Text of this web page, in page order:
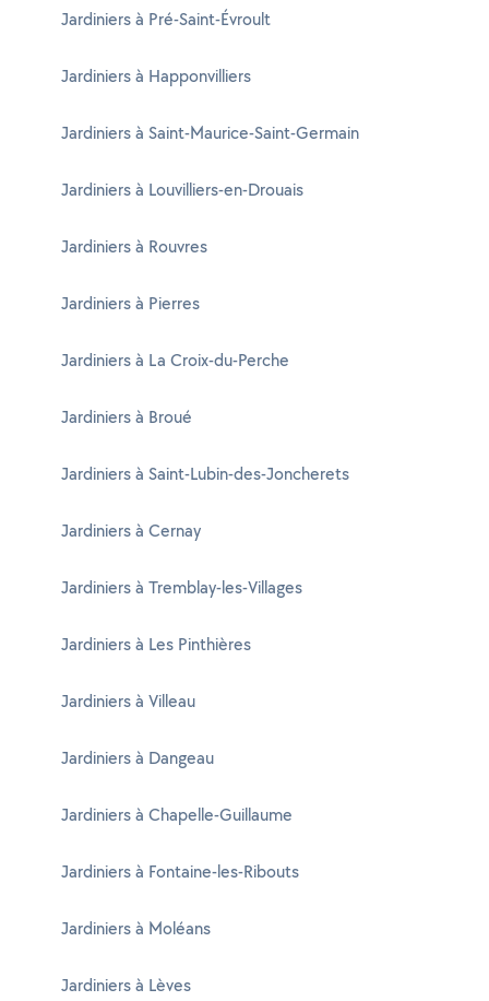
Jardiniers à Pré-Saint-Évroult
Jardiniers à Happonvilliers
Jardiniers à Saint-Maurice-Saint-Germain
Jardiniers à Louvilliers-en-Drouais
Jardiniers à Rouvres
Jardiniers à Pierres
Jardiniers à La Croix-du-Perche
Jardiniers à Broué
Jardiniers à Saint-Lubin-des-Joncherets
Jardiniers à Cernay
Jardiniers à Tremblay-les-Villages
Jardiniers à Les Pinthières
Jardiniers à Villeau
Jardiniers à Dangeau
Jardiniers à Chapelle-Guillaume
Jardiniers à Fontaine-les-Ribouts
Jardiniers à Moléans
Jardiniers à Lèves